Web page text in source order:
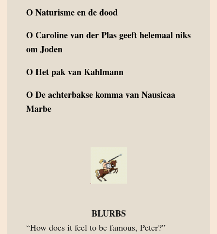
ONaturisme en de dood
O Caroline van der Plas geeft helemaal niks
om Joden
OHet pak van Kahlmann
ODe achterbakse komma van Nausicaa
Marbe
BLURBS
“How does it feel to be famous, Peter?”